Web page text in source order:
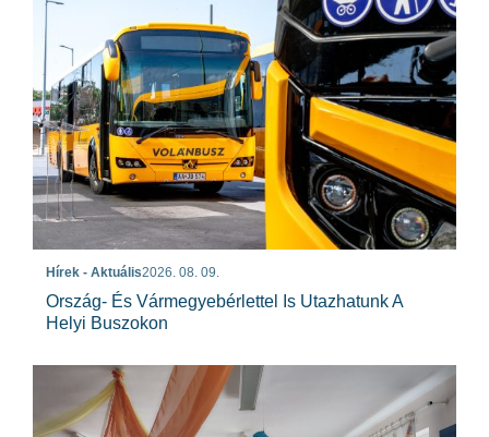
Hírek - Aktuális2026. 08. 09.
Ország- És Vármegyebérlettel Is Utazhatunk A
Helyi Buszokon